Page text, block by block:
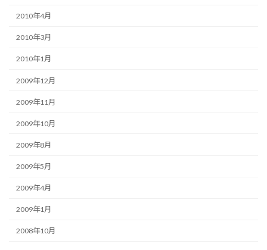
2010年4月
2010年3月
2010年1月
2009年12月
2009年11月
2009年10月
2009年8月
2009年5月
2009年4月
2009年1月
2008年10月